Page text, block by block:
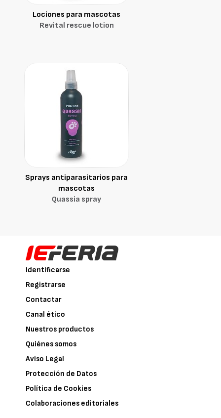
Lociones para mascotas
Revital rescue lotion
Sprays antiparasitarios para
mascotas
Quassia spray
Identificarse
Registrarse
Contactar
Canal ético
Nuestros productos
Quiénes somos
Aviso Legal
Protección de Datos
Política de Cookies
Colaboraciones editoriales